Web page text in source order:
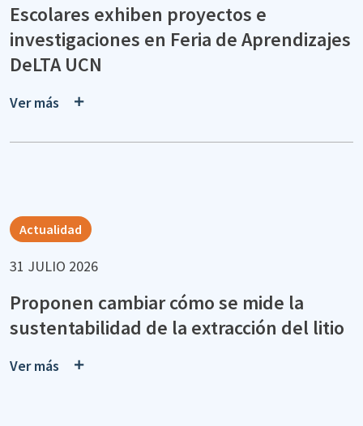
Escolares exhiben proyectos e
investigaciones en Feria de Aprendizajes
DeLTA UCN
Ver más
Actualidad
31 JULIO 2026
Proponen cambiar cómo se mide la
sustentabilidad de la extracción del litio
Ver más